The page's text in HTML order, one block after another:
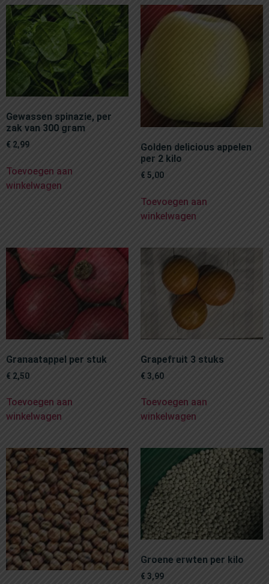
Gewassen spinazie, per
zak van 300 gram
€ 2,99
Toevoegen aan
winkelwagen
Golden delicious appelen
per 2 kilo
€ 5,00
Toevoegen aan
winkelwagen
Granaatappel per stuk
€ 2,50
Toevoegen aan
winkelwagen
Grapefruit 3 stuks
€ 3,60
Toevoegen aan
winkelwagen
Groene erwten per kilo
€ 3,99